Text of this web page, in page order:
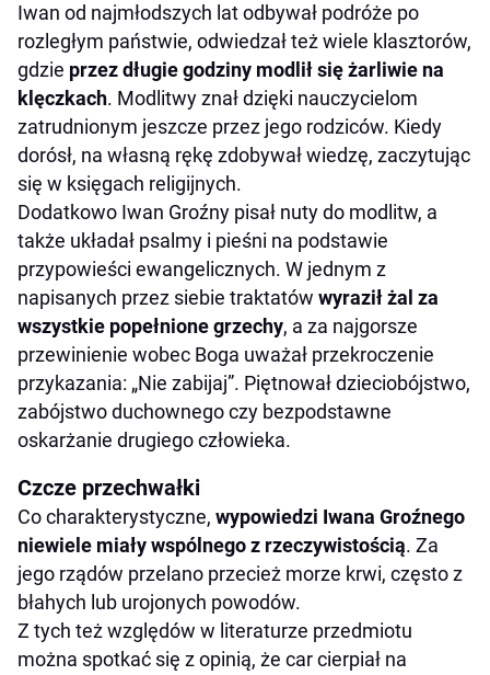
Iwan od najmłodszych lat odbywał podróże po
rozległym państwie, odwiedzał też wiele klasztorów,
gdzie przez długie godziny modlił się żarliwie na
klęczkach. Modlitwy znał dzięki nauczycielom
zatrudnionym jeszcze przez jego rodziców. Kiedy
dorósł, na własną rękę zdobywał wiedzę, zaczytując
się w księgach religijnych.
Dodatkowo Iwan Groźny pisał nuty do modlitw, a
także układał psalmy i pieśni na podstawie
przypowieści ewangelicznych. W jednym z
napisanych przez siebie traktatów wyraził żal za
wszystkie popełnione grzechy, a za najgorsze
przewinienie wobec Boga uważał przekroczenie
przykazania: „Nie zabijaj”. Piętnował dzieciobójstwo,
zabójstwo duchownego czy bezpodstawne
oskarżanie drugiego człowieka.
Czcze przechwałki
Co charakterystyczne, wypowiedzi Iwana Groźnego
niewiele miały wspólnego z rzeczywistością. Za
jego rządów przelano przecież morze krwi, często z
błahych lub urojonych powodów.
Z tych też względów w literaturze przedmiotu
można spotkać się z opinią, że car cierpiał na